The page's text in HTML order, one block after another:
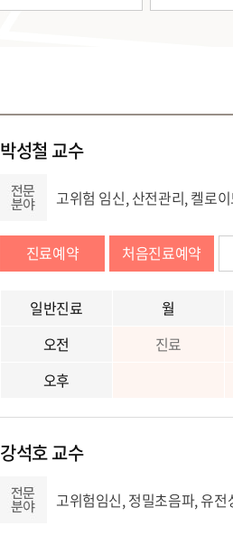
박성철 교수
고위험 임신, 산전관리, 켈로
진료예약 처음진료예약
일반진료
월
오전
진료
오후
강석호 교수
고위험임신, 정밀초음파, 유